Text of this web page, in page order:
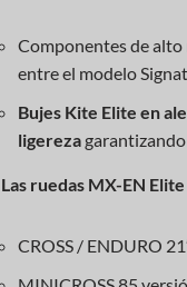
Componentes de
entre el modelo
Bujes Kite Elite en
ligereza garantizando
Las ruedas MX-EN
CROSS / ENDURO